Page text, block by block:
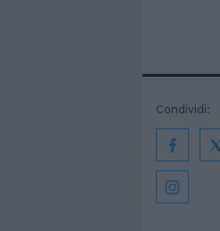
Condividi: